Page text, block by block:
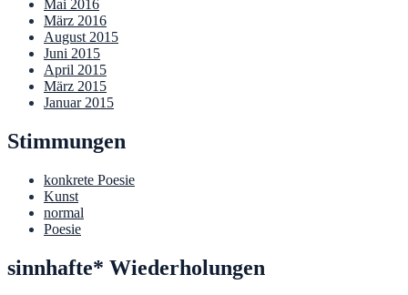
Mai 2016
März 2016
August 2015
Juni 2015
April 2015
März 2015
Januar 2015
Stimmungen
konkrete Poesie
Kunst
normal
Poesie
sinnhafte* Wiederholungen